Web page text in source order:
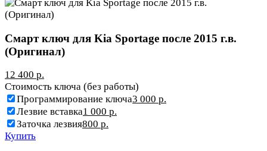
Смарт ключ для Kia Sportage после 2015 г.в.
(Оригинал)
12 400 р.
Стоимость ключа (без работы)
Программирование ключа3 000 р.
Лезвие вставка1 000 р.
Заточка лезвия800 р.
Купить